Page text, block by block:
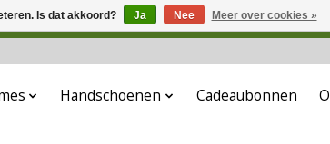
Handschoenen Cadeaubonnen
Is dat akkoord? Ja Nee Meer over cookies »
orders zullen niet worden gehonoreerd of